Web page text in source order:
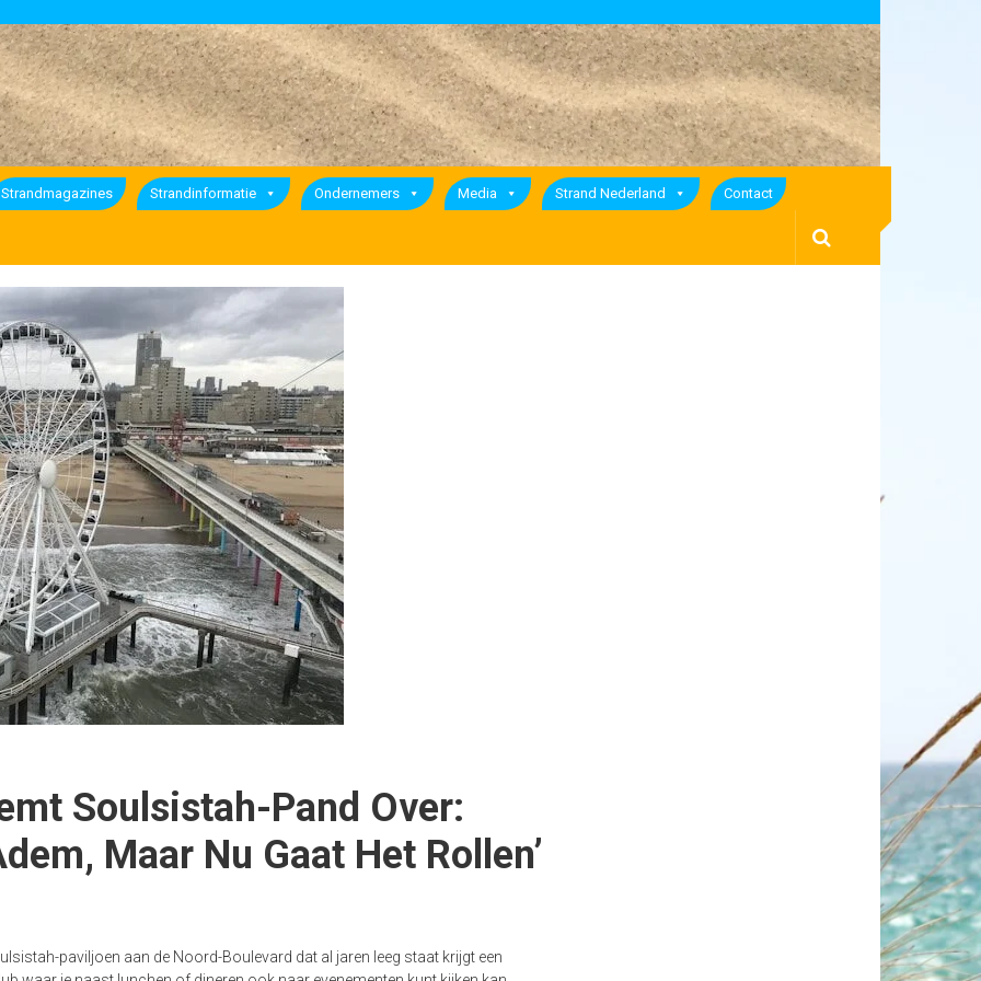
Strandmagazines Strandinformatie Ondernemers Media Strand Nederland Contact
Soulsistah-Pand Over:
Maar Nu Gaat Het Rollen’
paviljoen aan de Noord-Boulevard dat al jaren leeg staat krijgt een